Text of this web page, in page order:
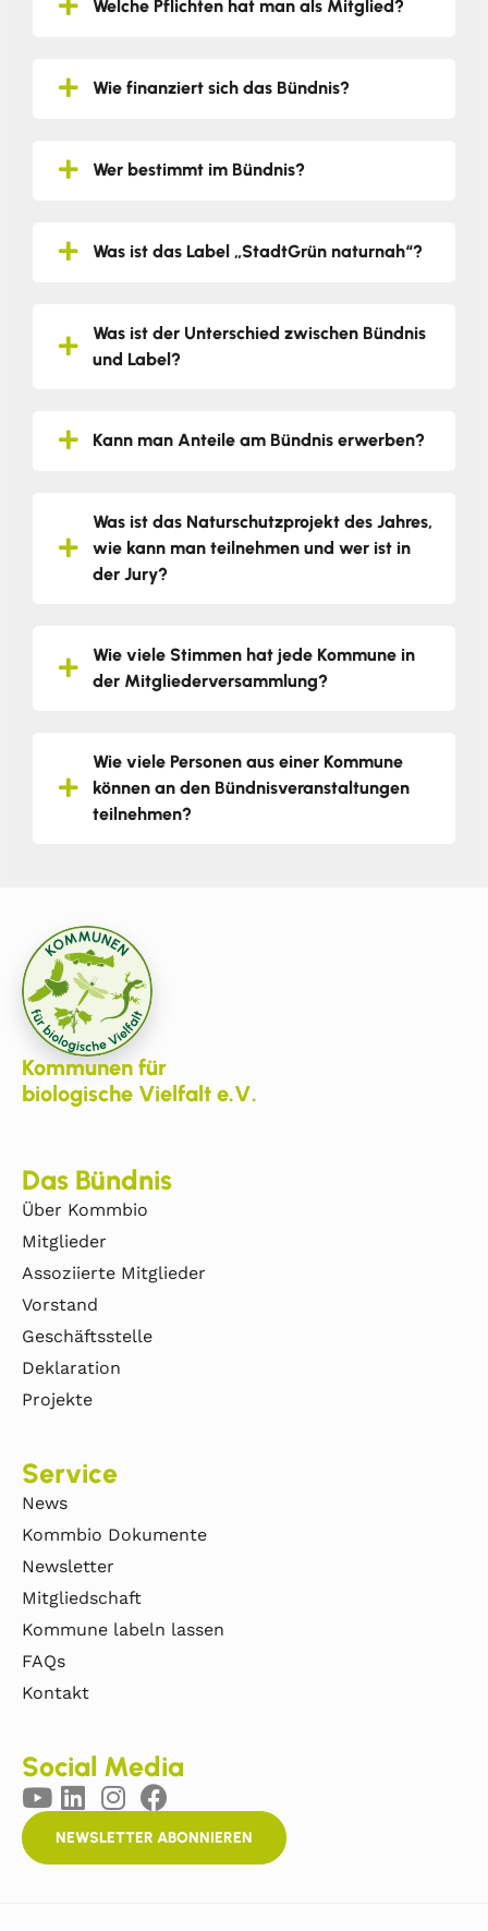
Welche Pflichten hat man als Mitglied?
Wie finanziert sich das Bündnis?
Wer bestimmt im Bündnis?
Was ist das Label „StadtGrün naturnah“?
Was ist der Unterschied zwischen Bündnis
und Label?
Kann man Anteile am Bündnis erwerben?
Was ist das Naturschutzprojekt des Jahres,
wie kann man teilnehmen und wer ist in
der Jury?
Wie viele Stimmen hat jede Kommune in
der Mitgliederversammlung?
Wie viele Personen aus einer Kommune
können an den Bündnisveranstaltungen
teilnehmen?
Kommunen für
biologische Vielfalt e.V.
Das Bündnis
Über Kommbio
Mitglieder
Assoziierte Mitglieder
Vorstand
Geschäftsstelle
Deklaration
Projekte
Service
News
Kommbio Dokumente
Newsletter
Mitgliedschaft
Kommune labeln lassen
FAQs
Kontakt
Social Media
NEWSLETTER ABONNIEREN